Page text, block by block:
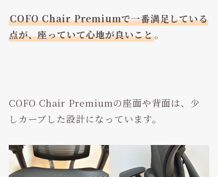
COFO Chair Premiumで一番満足している
点が、座っていて心地が良いこと。
COFO Chair Premiumの座面や背面は、少
しカーブした設計になっています。